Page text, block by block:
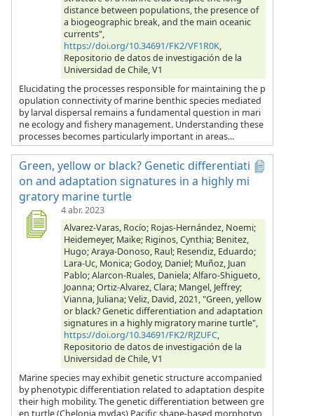
distance between populations, the presence of
a biogeographic break, and the main oceanic
currents",
https://doi.org/10.34691/FK2/VF1R0K,
Repositorio de datos de investigación de la
Universidad de Chile, V1
Elucidating the processes responsible for maintaining the p
opulation connectivity of marine benthic species mediated
by larval dispersal remains a fundamental question in mari
ne ecology and fishery management. Understanding these
processes becomes particularly important in areas...
Green, yellow or black? Genetic differentiati
on and adaptation signatures in a highly mi
gratory marine turtle
4 abr. 2023
Alvarez-Varas, Rocío; Rojas-Hernández, Noemi;
Heidemeyer, Maike; Riginos, Cynthia; Benitez,
Hugo; Araya-Donoso, Raul; Resendiz, Eduardo;
Lara-Uc, Monica; Godoy, Daniel; Muñoz, Juan
Pablo; Alarcon-Ruales, Daniela; Alfaro-Shigueto,
Joanna; Ortiz-Alvarez, Clara; Mangel, Jeffrey;
Vianna, Juliana; Veliz, David, 2021, "Green, yellow
or black? Genetic differentiation and adaptation
signatures in a highly migratory marine turtle",
https://doi.org/10.34691/FK2/RJZUFC,
Repositorio de datos de investigación de la
Universidad de Chile, V1
Marine species may exhibit genetic structure accompanied
by phenotypic differentiation related to adaptation despite
their high mobility. The genetic differentiation between gre
en turtle (Chelonia mydas) Pacific shape-based morphotyp